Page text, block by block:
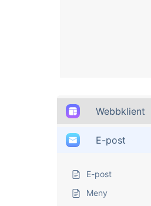
Webbklient
E-post
E-post
Meny